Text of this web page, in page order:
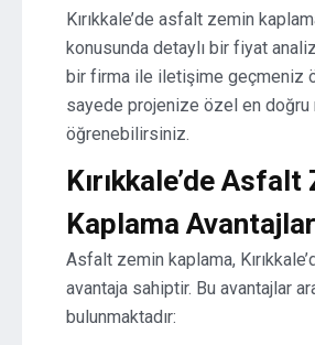
Kırıkkale’de asfalt zemin
konusunda detaylı bir fiyat
bir firma ile iletişime geçmeniz
sayede projenize özel en
öğrenebilirsiniz.
Kırıkkale’de Asfalt
Kaplama
Asfalt zemin kaplama,
avantaja sahiptir. Bu avantajlar
bulunmaktadır: